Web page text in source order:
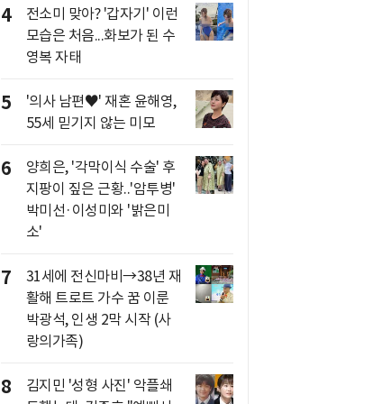
4
전소미 맞아? '갑자기' 이런
모습은 처음...화보가 된 수
영복 자태
5
'의사 남편♥' 재혼 윤해영,
55세 믿기지 않는 미모
6
양희은, '각막이식 수술' 후
지팡이 짚은 근황..'암투병'
박미선·이성미와 '밝은미
소'
7
31세에 전신마비→38년 재
활해 트로트 가수 꿈 이룬
박광석, 인생 2막 시작 (사
랑의가족)
8
김지민 '성형 사진' 악플쇄